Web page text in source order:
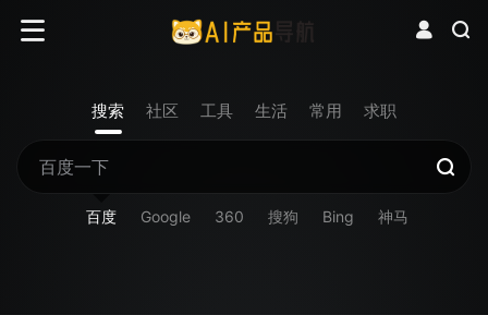
搜索 社区 工具 生活 常用 求职
百度 Google 360 搜狗 Bing 神马